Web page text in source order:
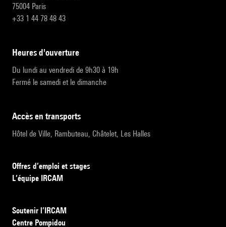
75004 Paris
+33 1 44 78 48 43
heures d'ouverture
Du lundi au vendredi de 9h30 à 19h
Fermé le samedi et le dimanche
accès en transports
Hôtel de Ville, Rambuteau, Châtelet, Les Halles
Offres d’emploi et stages
L’équipe IRCAM
Soutenir l’IRCAM
Centre Pompidou